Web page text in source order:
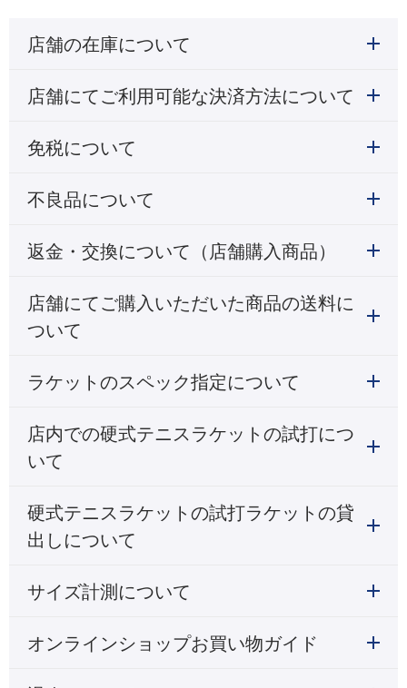
店舗の在庫について
店舗にてご利用可能な決済方法について
免税について
不良品について
返金・交換について（店舗購入商品）
店舗にてご購入いただいた商品の送料に
ついて
ラケットのスペック指定について
店内での硬式テニスラケットの試打につ
いて
硬式テニスラケットの試打ラケットの貸
出しについて
サイズ計測について
オンラインショップお買い物ガイド